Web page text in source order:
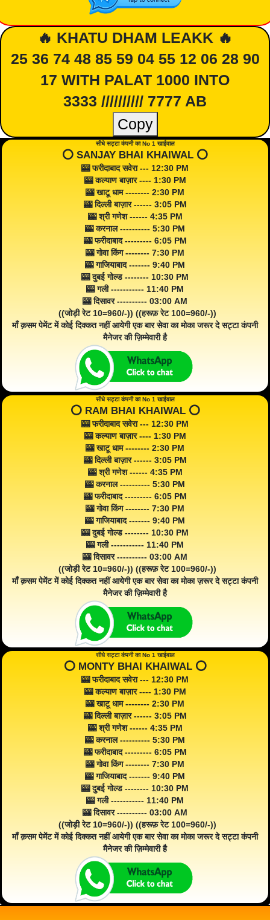
🔥 KHATU DHAM LEAKK 🔥
25 36 74 48 85 59 04 55 12 06 28 90
17 WITH PALAT 1000 INTO
3333 ////////// 7777 AB
Copy
सीधे सट्टा कंपनी का No 1 खाईवाल
⭕️ SANJAY BHAI KHAIWAL ⭕️
🎰 फरीदाबाद सवेरा --- 12:30 PM
🎰 कल्याण बाज़ार ---- 1:30 PM
🎰 खाटू धाम -------- 2:30 PM
🎰 दिल्ली बाज़ार ------ 3:05 PM
🎰 श्री गणेश ------ 4:35 PM
🎰 करनाल ---------- 5:30 PM
🎰 फरीदाबाद --------- 6:05 PM
🎰 गोवा किंग -------- 7:30 PM
🎰 गाजियाबाद ------- 9:40 PM
🎰 दुबई गोल्ड -------- 10:30 PM
🎰 गली ----------- 11:40 PM
🎰 दिसावर ---------- 03:00 AM
((जोड़ी रेट 10=960/-)) ((हरूफ़ रेट 100=960/-))
माँ क़सम पेमेंट में कोई दिक्कत नहीं आयेगी एक बार सेवा का मोका जरूर दे सट्टा कंपनी
मैनेजर की ज़िम्मेवारी है
सीधे सट्टा कंपनी का No 1 खाईवाल
⭕️ RAM BHAI KHAIWAL ⭕️
🎰 फरीदाबाद सवेरा --- 12:30 PM
🎰 कल्याण बाज़ार ---- 1:30 PM
🎰 खाटू धाम -------- 2:30 PM
🎰 दिल्ली बाज़ार ------ 3:05 PM
🎰 श्री गणेश ------ 4:35 PM
🎰 करनाल ---------- 5:30 PM
🎰 फरीदाबाद --------- 6:05 PM
🎰 गोवा किंग -------- 7:30 PM
🎰 गाजियाबाद ------- 9:40 PM
🎰 दुबई गोल्ड -------- 10:30 PM
🎰 गली ----------- 11:40 PM
🎰 दिसावर ---------- 03:00 AM
((जोड़ी रेट 10=960/-)) ((हरूफ़ रेट 100=960/-))
माँ क़सम पेमेंट में कोई दिक्कत नहीं आयेगी एक बार सेवा का मोका ज़रूर दे सट्टा कंपनी
मैनेजर की ज़िम्मेवारी है
सीधे सट्टा कंपनी का No 1 खाईवाल
⭕️ MONTY BHAI KHAIWAL ⭕️
🎰 फरीदाबाद सवेरा --- 12:30 PM
🎰 कल्याण बाज़ार ---- 1:30 PM
🎰 खाटू धाम -------- 2:30 PM
🎰 दिल्ली बाज़ार ------ 3:05 PM
🎰 श्री गणेश ------ 4:35 PM
🎰 करनाल ---------- 5:30 PM
🎰 फरीदाबाद --------- 6:05 PM
🎰 गोवा किंग -------- 7:30 PM
🎰 गाजियाबाद ------- 9:40 PM
🎰 दुबई गोल्ड -------- 10:30 PM
🎰 गली ----------- 11:40 PM
🎰 दिसावर ---------- 03:00 AM
((जोड़ी रेट 10=960/-)) ((हरूफ़ रेट 100=960/-))
माँ क़सम पेमेंट में कोई दिक्कत नहीं आयेगी एक बार सेवा का मोका जरूर दे सट्टा कंपनी
मैनेजर की ज़िम्मेवारी है